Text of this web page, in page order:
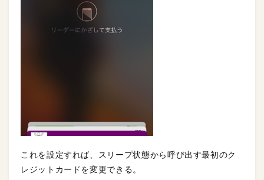
これを設定すれば、スリープ状態から呼び出す最初のク
レジットカードを変更できる。